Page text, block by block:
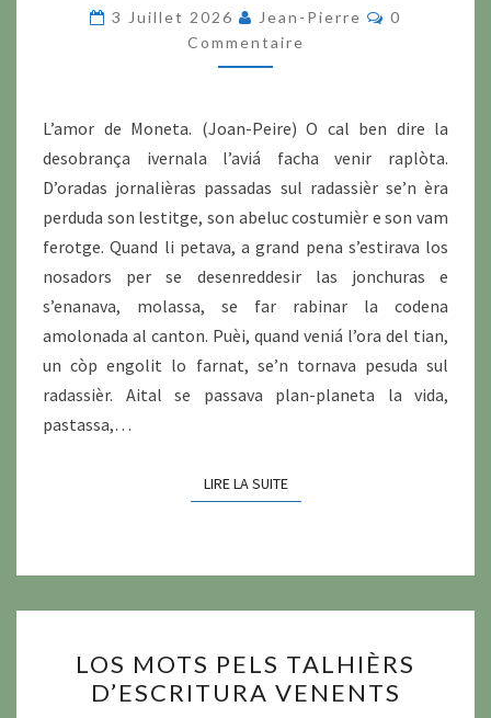
LO
MOT:
DESROVILHAR.
3 Juillet 2026 Jean-Pierre
0
Commentaire
L’amor de Moneta. (Joan-Peire) O cal ben dire la
desobrança ivernala l’aviá facha venir raplòta.
D’oradas jornalièras passadas sul radassièr se’n èra
perduda son lestitge, son abeluc costumièr e son vam
ferotge. Quand li petava, a grand pena s’estirava los
nosadors per se desenreddesir las jonchuras e
s’enanava, molassa, se far rabinar la codena
amolonada al canton. Puèi, quand veniá l’ora del tian,
un còp engolit lo farnat, se’n tornava pesuda sul
radassièr. Aital se passava plan-planeta la vida,
pastassa,…
LIRE LA SUITELIRE LA SUITE
MOTS
PELS
LOS MOTS PELS TALHIÈRS
D’ESCRITURA VENENTS